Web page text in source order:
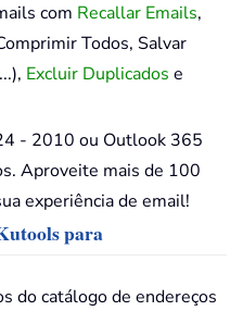
com Recallar Emails,
Todos, Salvar
Excluir Duplicados e
- 2010 ou Outlook 365
Aproveite mais de 100
experiência de email!
para
do catálogo de endereços